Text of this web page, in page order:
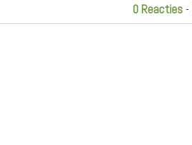
0 Reacties -